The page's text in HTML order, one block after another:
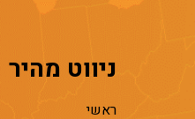
ניווט מהיר
ראשי